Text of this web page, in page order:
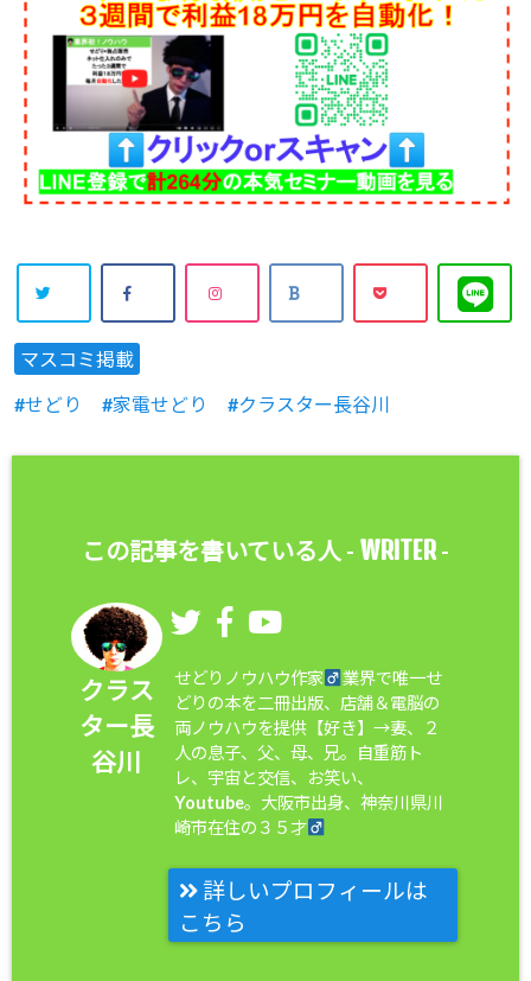
マスコミ掲載
せどり
家電せどり クラスター長谷川
この記事を書いている人 - WRITER-
クラス
ター長
谷川
せどりノウハウ作家
業界で唯一せ
どりの本を二冊出版、店舗＆電脳の
両ノウハウを提供【好き】→妻、２
人の息子、父、母、兄。自重筋ト
レ、宇宙と交信、お笑い、
Youtube。大阪市出身、神奈川県川
崎市在住の３５才
詳しいプロフィールは
こちら